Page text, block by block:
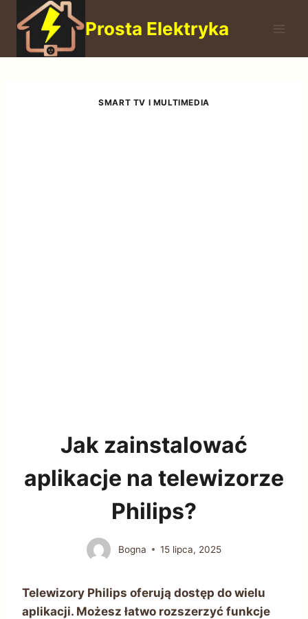
Przejdź
treści
Prosta Elektryka
SMART TV I MULTIMEDIA
Jak zainstalować
aplikacje na telewizorze
Philips?
Bogna 15 lipca, 2025
Telewizory Philips oferują dostęp do wielu
aplikacji. Możesz łatwo rozszerzyć funkcje